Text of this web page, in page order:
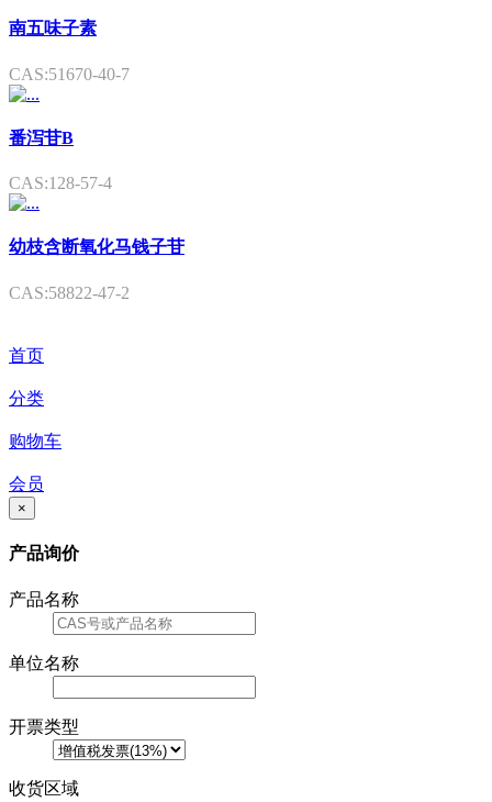
南五味子素
CAS:51670-40-7
番泻苷B
CAS:128-57-4
幼枝含断氧化马钱子苷
CAS:58822-47-2
首页
分类
购物车
会员
×
产品询价
产品名称
单位名称
开票类型
收货区域